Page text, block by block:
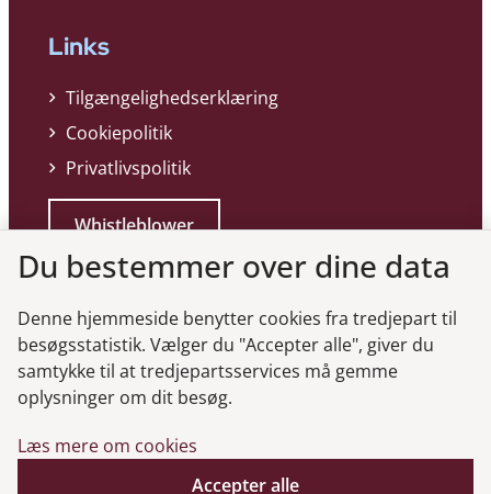
Links
Tilgængelighedserklæring
Cookiepolitik
Privatlivspolitik
Whistleblower
Genveje
Gå til virksomhedsregisteret
Gå til selskabsmeddelelser
Du bestemmer over dine data
Denne hjemmeside benytter cookies fra tredjepart til
besøgsstatistik. Vælger du "Accepter alle", giver du
samtykke til at tredjepartsservices må gemme
oplysninger om dit besøg.
Læs mere om cookies
Accepter alle